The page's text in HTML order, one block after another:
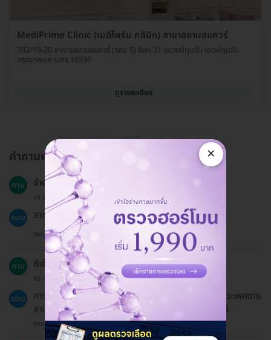
MediPrime Clinic (เมดิไพร์ม คลินิก) สาขาสยามสแควร์
392/19-20 อาคารสยามสแควร์ (ซอย 5) ล็อก 31 แขวงปทุมวัน เขตปทุมวัน
กรุงเทพมหานคร 10330
ดูรายละเอียด
คำถามพบบ่อย
ถาม จ่ายเงินแบบไหนได้บ้าง?
19 ธ.ค. 2024
ตอบ สามารถชำระเงินผ่านการโอนจ่ายหรือบัตรเครดิตได้
ตอบโดยทีมงาน HD
ถาม ทำไมฉันควรเลือกทำการผ่าตัดนี้?
10 ก.ค. 2024
ตอบ
การผ่าตัดนี้ช่วยให้ผู้ที่มีปัญหาเกี่ยวกับความยาวของอวัยวะเพศชาย
สามารถเพิ่มความมั่นใจในชีวิตส่วนตัวและความสัมพันธ์ได้
ตอบโดยทีมงาน HD
×